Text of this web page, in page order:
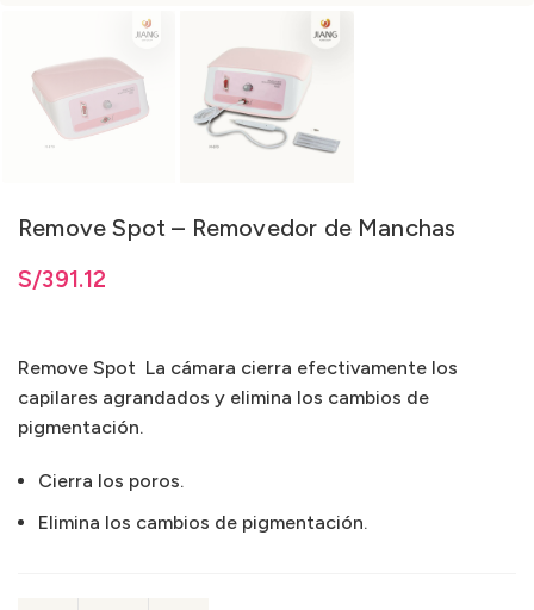
Remove Spot – Removedor de Manchas
S/391.12
Remove Spot La cámara cierra efectivamente los
capilares agrandados y elimina los cambios de
pigmentación.
Cierra los poros.
Elimina los cambios de pigmentación.